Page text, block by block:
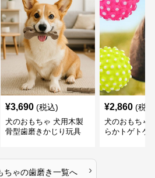
¥3,690 (税込)
犬のおもちゃ 犬用木製
骨型歯磨きかじり玩具
¥2,860 (税
犬のおもちゃ
らかトゲトゲ
ちゃの歯磨き一覧へ ›